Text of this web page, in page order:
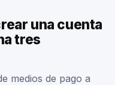
una cuenta
tres
medios de pago a